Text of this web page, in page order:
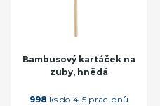
Bambusový kartáček na
zuby, hnědá
998 ks do 4-5 prac. dnů